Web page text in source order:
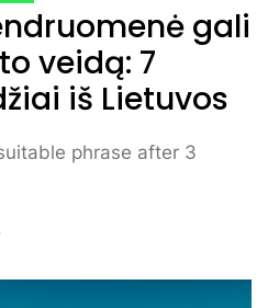
gali
veidą: 7
iš Lietuvos
phrase after 3